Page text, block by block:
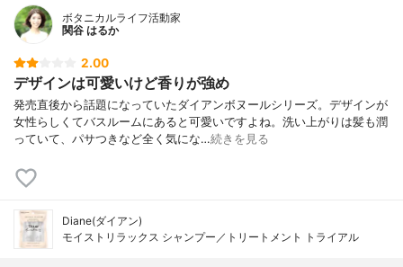
ボタニカルライフ活動家
関谷 はるか
2.00
デザインは可愛いけど香りが強め
発売直後から話題になっていたダイアンボヌールシリーズ。デザインが
女性らしくてバスルームにあると可愛いですよね。洗い上がりは髪も潤
っていて、パサつきなど全く気にな…続きを見る
Diane(ダイアン)
モイストリラックス シャンプー／トリートメント トライアル